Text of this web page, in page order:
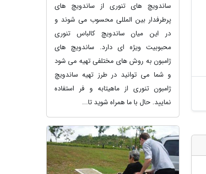
ساندویچ های تنوری از ساندویچ های
پرطرفدار بین المللی محسوب می شوند و
در این میان ساندویچ کالباس تنوری
محبوبیت ویژه ای دارد. ساندویچ های
ژامبون به روش های مختلفی تهیه می شود
و شما می توانید در طرز تهیه ساندویچ
ژامبون تنوری از ماهیتابه و فر استفاده
نمایید. حال با ما همراه شوید تا...